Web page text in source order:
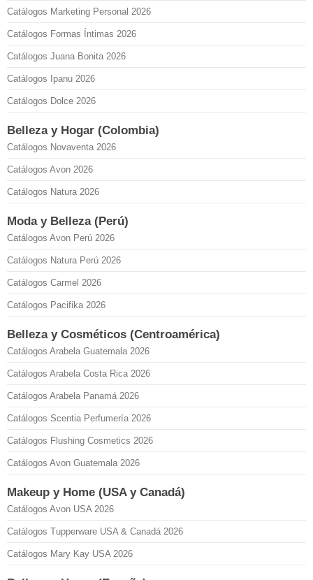
Catálogos Marketing Personal 2026
Catálogos Formas Íntimas 2026
Catálogos Juana Bonita 2026
Catálogos Ipanu 2026
Catálogos Dolce 2026
Belleza y Hogar (Colombia)
Catálogos Novaventa 2026
Catálogos Avon 2026
Catálogos Natura 2026
Moda y Belleza (Perú)
Catálogos Avon Perú 2026
Catálogos Natura Perú 2026
Catálogos Carmel 2026
Catálogos Pacifika 2026
Belleza y Cosméticos (Centroamérica)
Catálogos Arabela Guatemala 2026
Catálogos Arabela Costa Rica 2026
Catálogos Arabela Panamá 2026
Catálogos Scentia Perfumería 2026
Catálogos Flushing Cosmetics 2026
Catálogos Avon Guatemala 2026
Makeup y Home (USA y Canadá)
Catálogos Avon USA 2026
Catálogos Tupperware USA & Canadá 2026
Catálogos Mary Kay USA 2026